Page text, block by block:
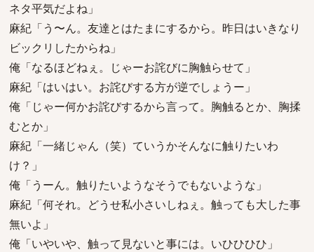
ネタ平気だよね」
麻紀「う〜ん。友達とはたまにするから。昨日はいきなり
ビックリしたからね」
俺「なるほどねぇ。じゃーお詫びに胸触らせて」
麻紀「はいはい。お詫びする方が逆でしょうー」
俺「じゃー何かお詫びするから言って。胸触るとか、胸揉
むとか」
麻紀「一緒じゃん（笑）ていうかそんなに触りたいわ
け？」
俺「うーん。触りたいようなそうでもないような」
麻紀「何それ。どうせ私小さいしねぇ。触っても大した事
無いよ」
俺「いやいや、触って見ないと事には。いひひひひ」